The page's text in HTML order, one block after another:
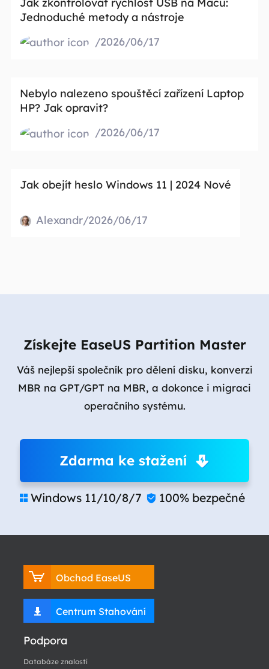
Jednoduché metody a nástroje
/2026/06/17
Nebylo nalezeno spouštěcí zařízení Laptop
HP? Jak opravit?
/2026/06/17
Jak obejít heslo Windows 11 | 2024 Nové
Alexandr/2026/06/17
Získejte EaseUS Partition Master
Váš nejlepší společník pro dělení disku, konverzi
MBR na GPT/GPT na MBR, a dokonce i migraci
operačního systému.
Zdarma ke stažení
 Windows 11/10/8/7  100% bezpečné
Obchod EaseUS
Centrum Stahování
Podpora
Databáze znalostí